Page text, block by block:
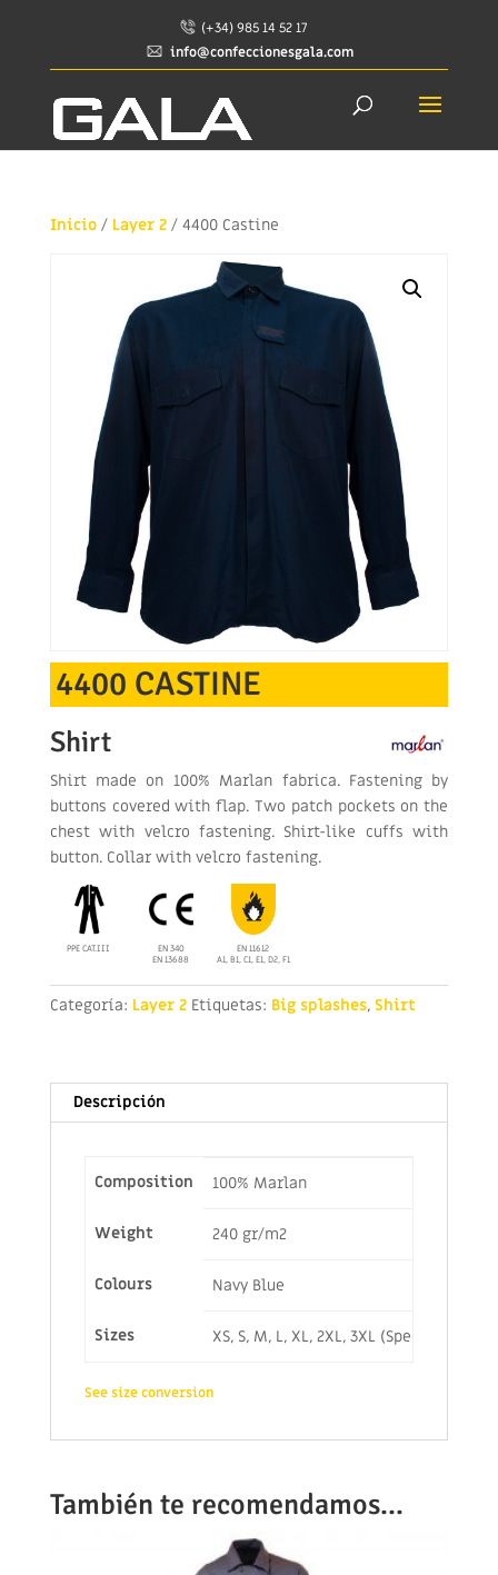
(+34) 985 14 52 17
info@confeccionesgala.com
Inicio/ Layer 2/ 4400 Castine
4400 CASTINE
Shirt
Shirt made on 100% Marlan fabrica. Fastening by
buttons covered with flap. Two patch pockets on the
chest with velcro fastening. Shirt-like cuffs with
button. Collar with velcro fastening.
PPE CAT.III
EN 340
EN 13688
EN 11612
A1, B1, C1, E1, D2, F1
Categoría: Layer 2 Etiquetas: Big splashes, Shirt
Descripción
Composition 100% Marlan
Weight 240 gr/m2
Colours Navy Blue
Sizes XS, S, M, L, XL, 2XL, 3XL (Special sizes
See size conversion
También te recomendamos…